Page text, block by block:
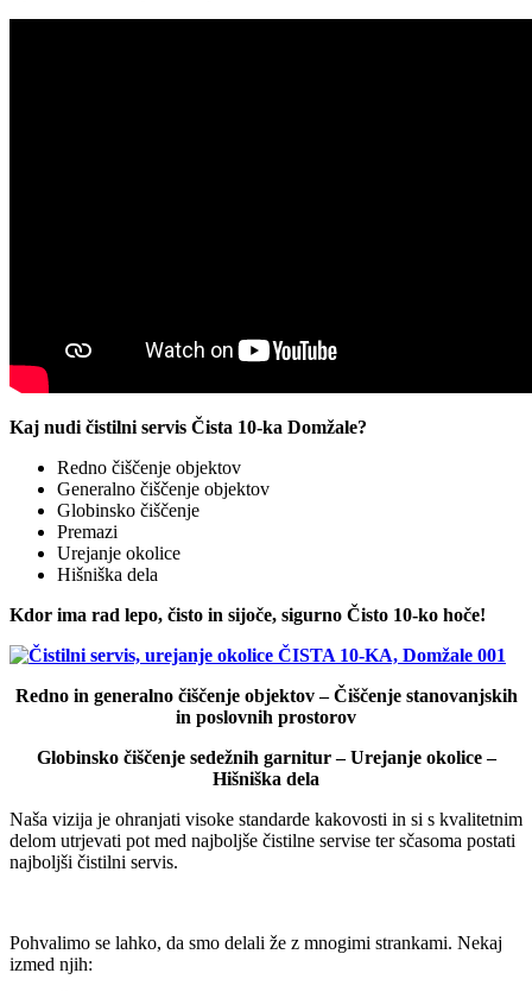
Kaj nudi čistilni servis Čista 10-ka Domžale?
Redno čiščenje objektov
Generalno čiščenje objektov
Globinsko čiščenje
Premazi
Urejanje okolice
Hišniška dela
Kdor ima rad lepo, čisto in sijoče, sigurno Čisto 10-ko hoče!
Redno in generalno čiščenje objektov – Čiščenje stanovanjskih
in poslovnih prostorov
Globinsko čiščenje sedežnih garnitur – Urejanje okolice –
Hišniška dela
Naša vizija je ohranjati visoke standarde kakovosti in si s kvalitetnim
delom utrjevati pot med najboljše čistilne servise ter sčasoma postati
najboljši čistilni servis.
Pohvalimo se lahko, da smo delali že z mnogimi strankami. Nekaj
izmed njih: